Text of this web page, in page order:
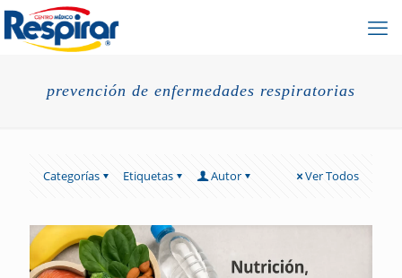
prevención de enfermedades respiratorias
Categorías Etiquetas Autor Ver Todos